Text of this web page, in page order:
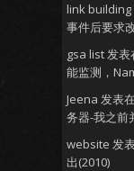
link building
事件后要求
gsa list发表
能监测，
Jeena 发表在
务器-我之前
website 发
出(2010)